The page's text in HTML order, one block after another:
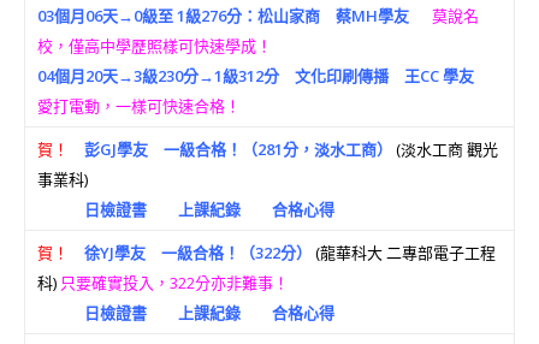
03個月06天→0級至 1級276分：松山家商 蔡MH學友
莫說名
校，僅高中學歷照樣可快速學成！
04個月20天→3級230分→1級312分 文化印刷傳播 王CC 學友
愛打電動，一樣可快速合格！
賀！
彭GJ學友 一級合格！（281分，淡水工商）
(淡水工商 觀光
事業科)
日檢證書
上課紀錄
合格心得
賀！
徐YJ學友 一級合格！（322分）
(龍華科大 二專部電子工程
科) 只要確實投入，322分亦非難事！
日檢證書
上課紀錄
合格心得